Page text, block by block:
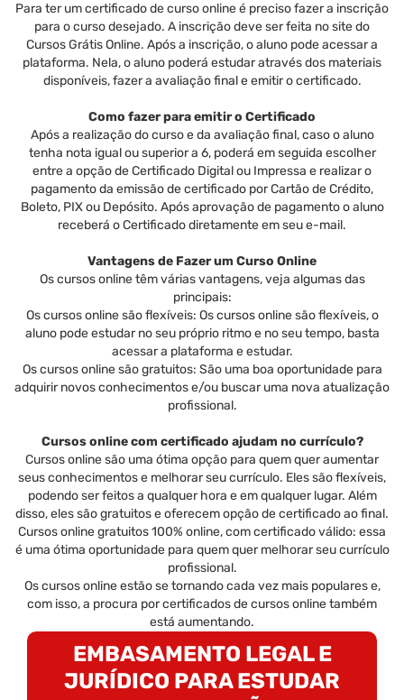
Para ter um certificado de curso online é preciso fazer a inscrição
para o curso desejado. A inscrição deve ser feita no site do
Cursos Grátis Online. Após a inscrição, o aluno pode acessar a
plataforma. Nela, o aluno poderá estudar através dos materiais
disponíveis, fazer a avaliação final e emitir o certificado.
Como fazer para emitir o Certificado
Após a realização do curso e da avaliação final, caso o aluno
tenha nota igual ou superior a 6, poderá em seguida escolher
entre a opção de Certificado Digital ou Impressa e realizar o
pagamento da emissão de certificado por Cartão de Crédito,
Boleto, PIX ou Depósito. Após aprovação de pagamento o aluno
receberá o Certificado diretamente em seu e-mail.
Vantagens de Fazer um Curso Online
Os cursos online têm várias vantagens, veja algumas das
principais:
Os cursos online são flexíveis: Os cursos online são flexíveis, o
aluno pode estudar no seu próprio ritmo e no seu tempo, basta
acessar a plataforma e estudar.
Os cursos online são gratuitos: São uma boa oportunidade para
adquirir novos conhecimentos e/ou buscar uma nova atualização
profissional.
Cursos online com certificado ajudam no currículo?
Cursos online são uma ótima opção para quem quer aumentar
seus conhecimentos e melhorar seu currículo. Eles são flexíveis,
podendo ser feitos a qualquer hora e em qualquer lugar. Além
disso, eles são gratuitos e oferecem opção de certificado ao final.
Cursos online gratuitos 100% online, com certificado válido: essa
é uma ótima oportunidade para quem quer melhorar seu currículo
profissional.
Os cursos online estão se tornando cada vez mais populares e,
com isso, a procura por certificados de cursos online também
está aumentando.
EMBASAMENTO LEGAL E
JURÍDICO PARA ESTUDAR